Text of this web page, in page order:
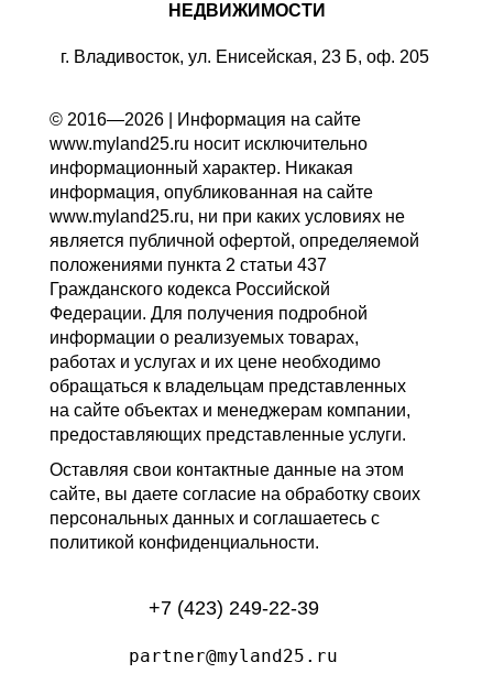
НЕДВИЖИМОСТИ
г. Владивосток, ул. Енисейская, 23 Б, оф. 205
© 2016—2026 | Информация на сайте
www.myland25.ru носит исключительно
информационный характер. Никакая
информация, опубликованная на сайте
www.myland25.ru, ни при каких условиях не
является публичной офертой, определяемой
положениями пункта 2 статьи 437
Гражданского кодекса Российской
Федерации. Для получения подробной
информации о реализуемых товарах,
работах и услугах и их цене необходимо
обращаться к владельцам представленных
на сайте объектах и менеджерам компании,
предоставляющих представленные услуги.
Оставляя свои контактные данные на этом
сайте, вы даете согласие на обработку своих
персональных данных и соглашаетесь с
политикой конфиденциальности.
+7 (423) 249-22-39
partner@myland25.ru